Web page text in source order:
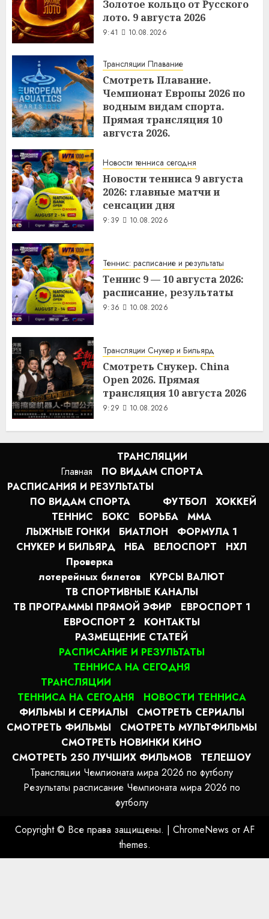
Золотое кольцо от Русского
лото. 9 августа 2026
9:41 10.08.2026
Трансляции Плавание
Смотреть Плавание.
Чемпионат Европы 2026 по
водным видам спорта.
Прямая трансляция 10
августа 2026.
Новости тенниса сегодня
Новости тенниса 9 августа
2026: главные матчи и
сенсации дня
9:39 10.08.2026
Теннис: расписание и результаты
Теннис 9 — 10 августа 2026:
расписание, результаты
9:36 10.08.2026
Трансляции Снукер и Бильярд
Смотреть Снукер. China
Open 2026. Прямая
трансляция 10 августа 2026
9:29 10.08.2026
Главная
ТРАНСЛЯЦИИ
ПО ВИДАМ СПОРТA
РАСПИСАНИЯ И РЕЗУЛЬТАТЫ
ПО ВИДАМ СПОРТА
ФУТБОЛ
ХОККЕЙ
ТЕННИС
БОКС БОРЬБА
MMA
ЛЫЖНЫЕ ГОНКИ
БИАТЛОН
ФОРМУЛА 1
СНУКЕР И БИЛЬЯРД
НБА ВЕЛОСПОРТ
НХЛ
Проверка
лотерейных билетов
КУРСЫ ВАЛЮТ
ТВ СПОРТИВНЫЕ КАНАЛЫ
ТВ ПРОГРАММЫ ПРЯМОЙ ЭФИР
ЕВРОСПОРТ 1
ЕВРОСПОРТ 2
КОНТАКТЫ
РАЗМЕЩЕНИЕ СТАТЕЙ
РАСПИСАНИЕ И РЕЗУЛЬТАТЫ
ТЕННИСА НА СЕГОДНЯ
ТРАНСЛЯЦИИ
ТЕННИСА НА СЕГОДНЯ
НОВОСТИ ТЕННИСА
ФИЛЬМЫ И СЕРИАЛЫ
СМОТРЕТЬ СЕРИАЛЫ
СМОТРЕТЬ ФИЛЬМЫ
СМОТРЕТЬ МУЛЬТФИЛЬМЫ
СМОТРЕТЬ НОВИНКИ КИНО
СМОТРЕТЬ 250 ЛУЧШИХ ФИЛЬМОВ
ТЕЛЕШОУ
Трансляции Чемпионата мира 2026 по футболу
Результаты расписание Чемпионата мира 2026 по
футболу
Copyright © Все права защищены. | ChromeNews от AF
themes.